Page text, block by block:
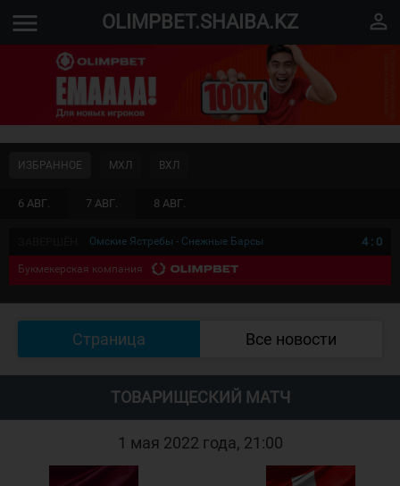
menu OLIMPBET.SHAIBA.KZ perm_identity
6 АВГ. 7 АВГ. 8 АВГ.
ИЗБРАННОЕ МХЛ ВХЛ
Омские Ястребы - Снежные Барсы 4: 0
Букмекерская компания
Страница Все новости
ТОВАРИЩЕСКИЙ МАТЧ
1 мая 2022 года, 21:00